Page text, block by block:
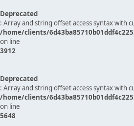
Deprecated
: Array and string offset access syntax with
/home/clients/
on line
3912
Deprecated
: Array and string offset access syntax with
/home/clients/
on line
5648